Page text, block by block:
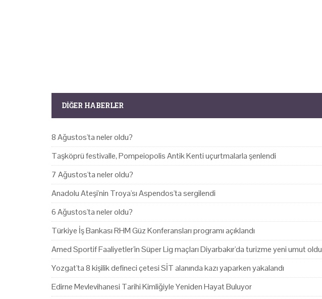
DIĞER HABERLER
8 Ağustos'ta neler oldu?
Taşköprü festivalle, Pompeiopolis Antik Kenti uçurtmalarla şenlendi
7 Ağustos'ta neler oldu?
Anadolu Ateşi'nin Troya'sı Aspendos'ta sergilendi
6 Ağustos'ta neler oldu?
Türkiye İş Bankası RHM Güz Konferansları programı açıklandı
Amed Sportif Faaliyetler'in Süper Lig maçları Diyarbakır'da turizme yeni umut oldu
Yozgat'ta 8 kişilik defineci çetesi SİT alanında kazı yaparken yakalandı
Edirne Mevlevihanesi Tarihi Kimliğiyle Yeniden Hayat Buluyor